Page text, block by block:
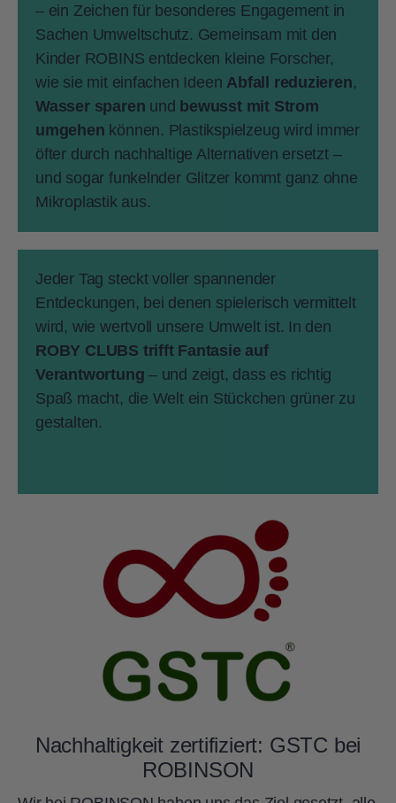
– ein Zeichen für besonderes Engagement in
Sachen Umweltschutz. Gemeinsam mit den
Kinder ROBINS entdecken kleine Forscher,
wie sie mit einfachen Ideen Abfall reduzieren,
Wasser sparen und bewusst mit Strom
umgehen können. Plastikspielzeug wird immer
öfter durch nachhaltige Alternativen ersetzt –
und sogar funkelnder Glitzer kommt ganz ohne
Mikroplastik aus.
Jeder Tag steckt voller spannender
Entdeckungen, bei denen spielerisch vermittelt
wird, wie wertvoll unsere Umwelt ist. In den
ROBY CLUBS trifft Fantasie auf
Verantwortung– und zeigt, dass es richtig
Spaß macht, die Welt ein Stückchen grüner zu
gestalten.
Nachhaltigkeit zertifiziert: GSTC bei
ROBINSON